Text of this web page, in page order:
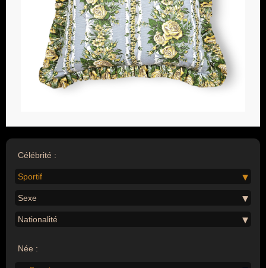
Célébrité :
Sportif
Sexe
Nationalité
Née :